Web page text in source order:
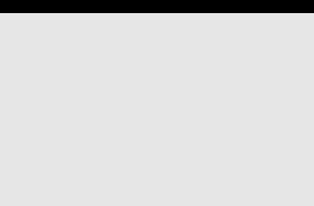
Download
Next
Previous